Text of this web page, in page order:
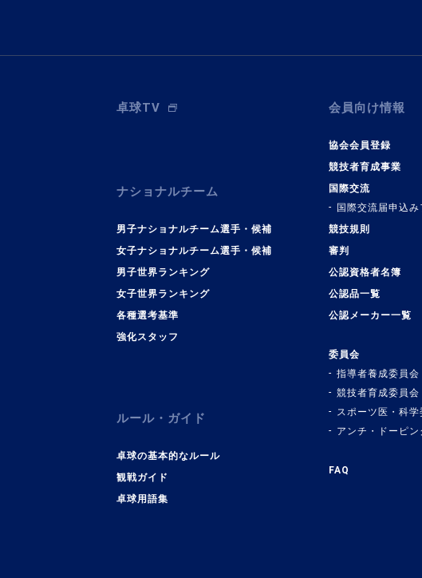
卓球TV
ナショナルチーム
男子ナショナルチーム選手・候補
女子ナショナルチーム選手・候補
男子世界ランキング
女子世界ランキング
各種選考基準
強化スタッフ
ルール・ガイド
卓球の基本的なルール
観戦ガイド
卓球用語集
会員向け情報
協会会員登録
競技者育成事業
国際交流
国際交流届申込み
競技規則
審判
公認資格者名簿
公認品一覧
公認メーカー一覧
委員会
指導者養成委員会
競技者育成委員会
スポーツ医・科学
アンチ・ドーピン
FAQ